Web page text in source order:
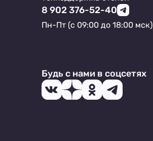
8 902 376-52-40
Пн-Пт (с 09:00 до 18:00 мск)
Будь с нами в соцсетях